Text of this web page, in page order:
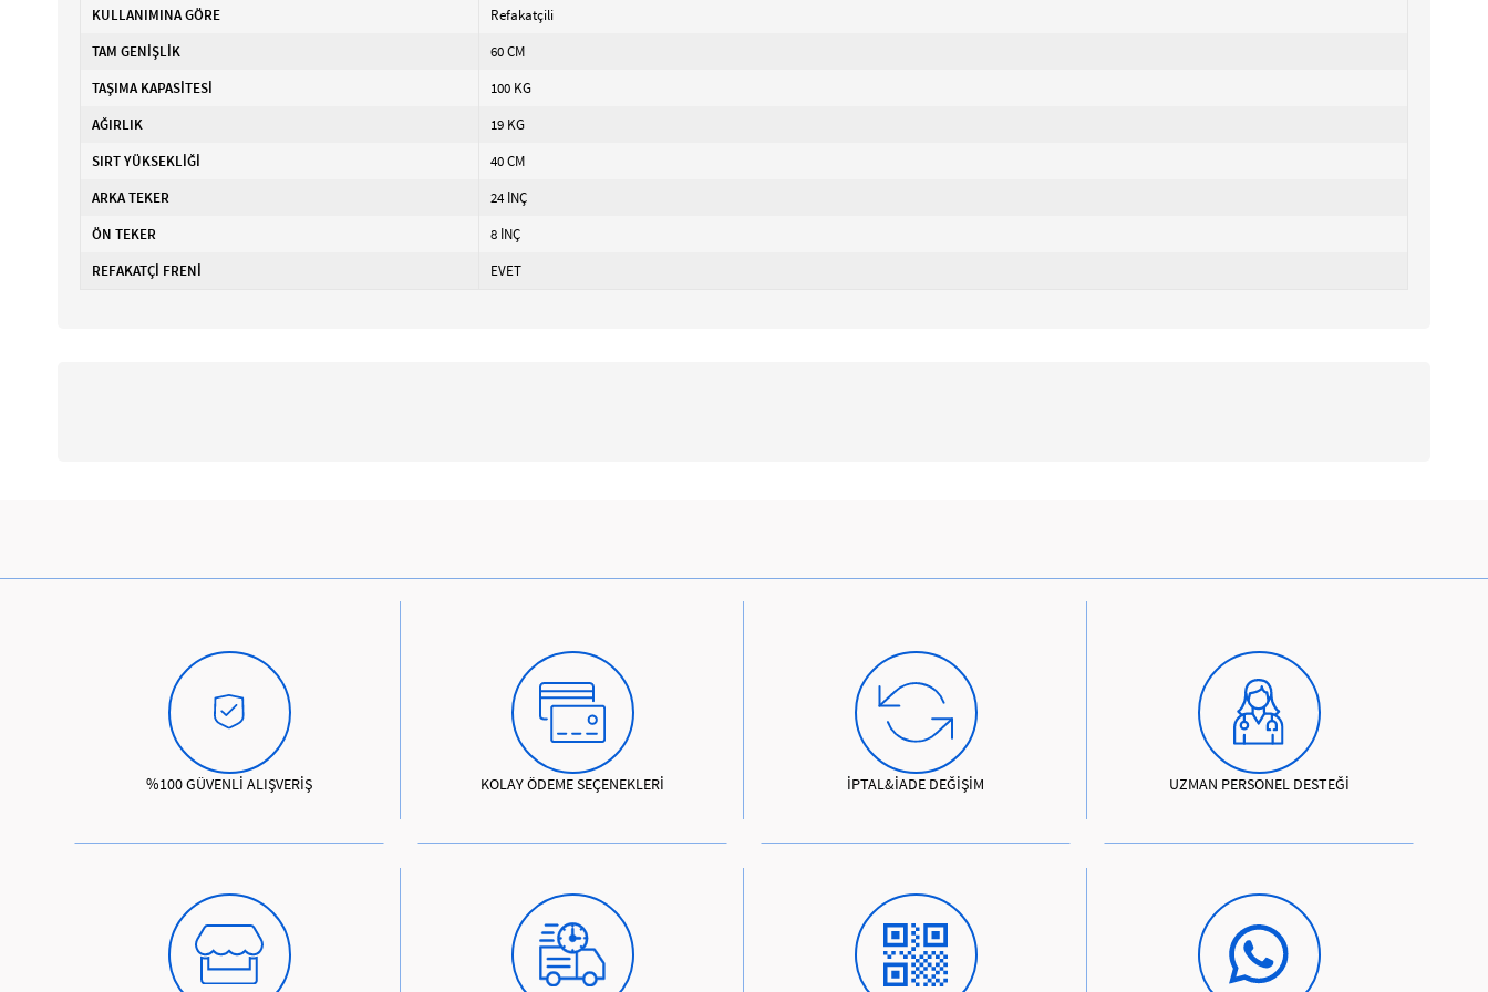
KULLANIMINA GÖRE
Refakatçili
TAM GENİŞLİK
60 CM
TAŞIMA KAPASİTESİ
100 KG
AĞIRLIK
19 KG
SIRT YÜKSEKLİĞİ
40 CM
ARKA TEKER
24 İNÇ
ÖN TEKER
8 İNÇ
REFAKATÇİ FRENİ
EVET
%100 GÜVENLİ ALIŞVERİŞ KOLAY ÖDEME SEÇENEKLERİ İPTAL&İADE DEĞİŞİM UZMAN PERSONEL DESTEĞİ